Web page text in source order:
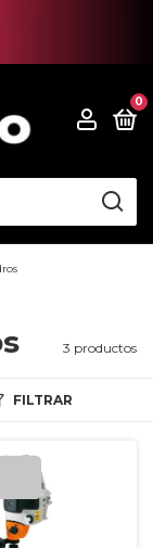
0
3 productos
FILTRAR